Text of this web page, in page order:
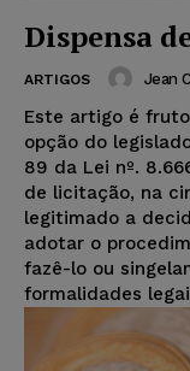
Dispensa
ARTIGOS Jean
Este artigo é
opção do
89 da Lei nº.
de licitação, na
legitimado a
adotar o
fazê-lo ou
formalidades